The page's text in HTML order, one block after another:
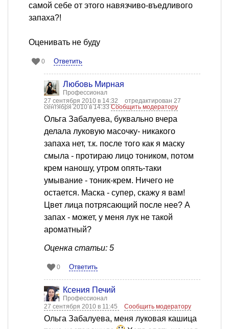
самой себе от этого навязчиво-въедливого
запаха?!
Оценивать не буду
0 Ответить
Любовь Мирная
Профессионал
27 сентября 2010 в 14:32
отредактирован 27
сентября 2010 в 14:33Сообщить модератору
Ольга Забалуева, буквально вчера
делала луковую масочку- никакого
запаха нет, т.к. после того как я маску
смыла - протираю лицо тоником, потом
крем наношу, утром опять-таки
умывание - тоник-крем. Ничего не
остается. Маска - супер, скажу я вам!
Цвет лица потрясающий после нее? А
запах - может, у меня лук не такой
ароматный?
Оценка статьи: 5
0 Ответить
Ксения Печий
Профессионал
27 сентября 2010 в 11:45
Сообщить модератору
Ольга Забалуева, меня луковая кашица